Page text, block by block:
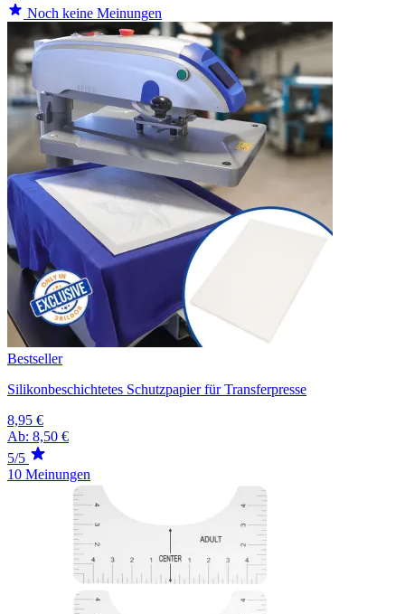
Noch keine Meinungen
Bestseller
Silikonbeschichtetes Schutzpapier für Transferpresse
8,95 €
Ab: 8,50 €
5/5
10 Meinungen